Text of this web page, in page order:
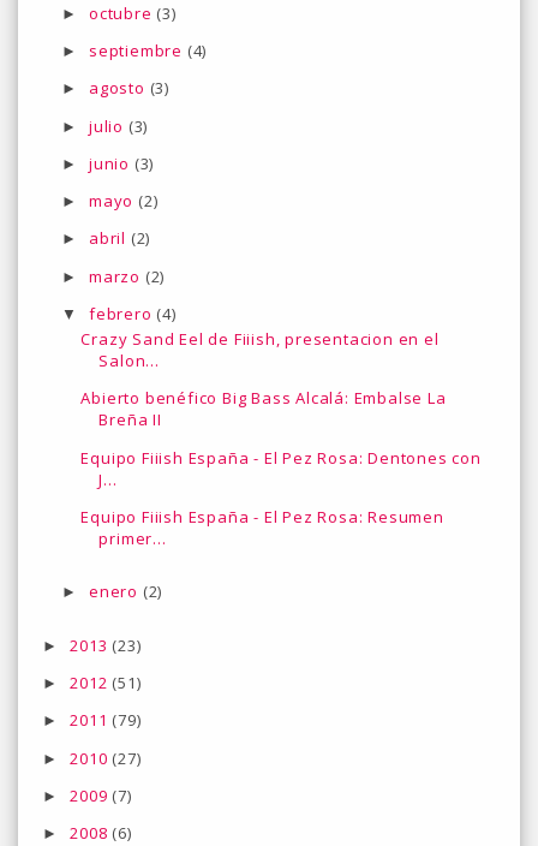
► octubre (3)
► septiembre (4)
► agosto (3)
► julio (3)
► junio (3)
► mayo (2)
► abril (2)
► marzo (2)
▼ febrero (4)
Crazy Sand Eel de Fiiish, presentacion en el
Salon...
Abierto benéfico Big Bass Alcalá: Embalse La
Breña II
Equipo Fiiish España - El Pez Rosa: Dentones con
J...
Equipo Fiiish España - El Pez Rosa: Resumen
primer...
► enero (2)
►2013 (23)
►2012 (51)
►2011 (79)
►2010 (27)
►2009 (7)
►2008 (6)